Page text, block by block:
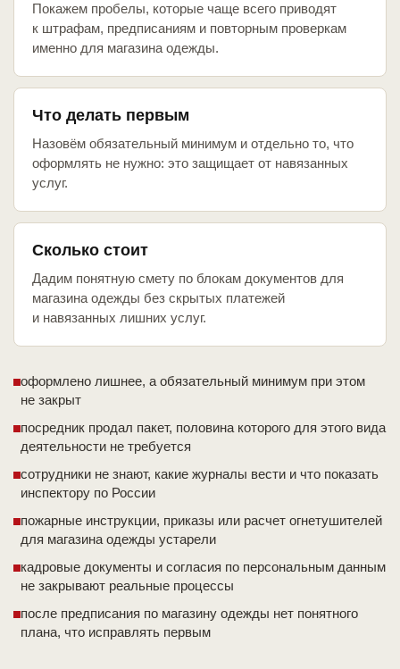
Покажем пробелы, которые чаще всего приводят
к штрафам, предписаниям и повторным проверкам
именно для магазина одежды.
Что делать первым
Назовём обязательный минимум и отдельно то, что
оформлять не нужно: это защищает от навязанных
услуг.
Сколько стоит
Дадим понятную смету по блокам документов для
магазина одежды без скрытых платежей
и навязанных лишних услуг.
оформлено лишнее, а обязательный минимум при этом
не закрыт
посредник продал пакет, половина которого для этого вида
деятельности не требуется
сотрудники не знают, какие журналы вести и что показать
инспектору по России
пожарные инструкции, приказы или расчет огнетушителей
для магазина одежды устарели
кадровые документы и согласия по персональным данным
не закрывают реальные процессы
после предписания по магазину одежды нет понятного
плана, что исправлять первым